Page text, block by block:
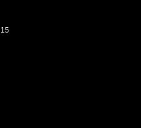
15